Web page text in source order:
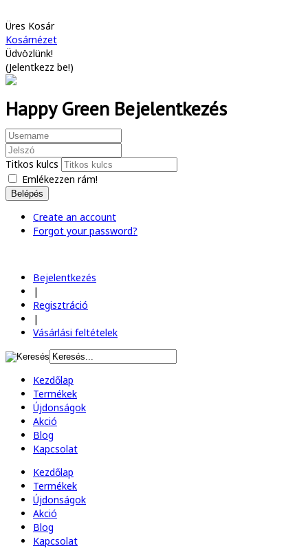
Üres Kosár
Kosárnézet
Üdvözlünk!
(Jelentkezz be!)
Happy Green Bejelentkezés
Titkos kulcs
Emlékezzen rám!
Belépés
Create an account
Forgot your password?
Bejelentkezés
|
Regisztráció
|
Vásárlási feltételek
Kezdőlap
Termékek
Újdonságok
Akció
Blog
Kapcsolat
Kezdőlap
Termékek
Újdonságok
Akció
Blog
Kapcsolat